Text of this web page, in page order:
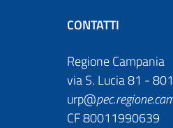
CONTATTI
Regione Campania
via S. Lucia 81 -
urp@pec.
CF 80011990639